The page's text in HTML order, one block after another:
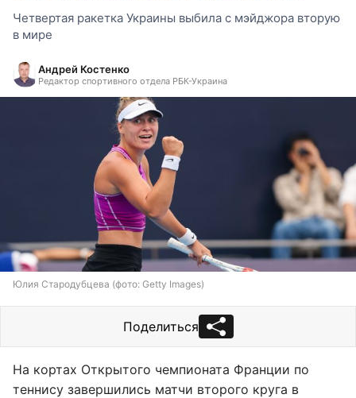
Четвертая ракетка Украины выбила с мэйджора вторую
в мире
Андрей Костенко
Редактор спортивного отдела РБК-Украина
Юлия Стародубцева (фото: Getty Images)
Поделиться
На кортах Открытого чемпионата Франции по
теннису завершились матчи второго круга в